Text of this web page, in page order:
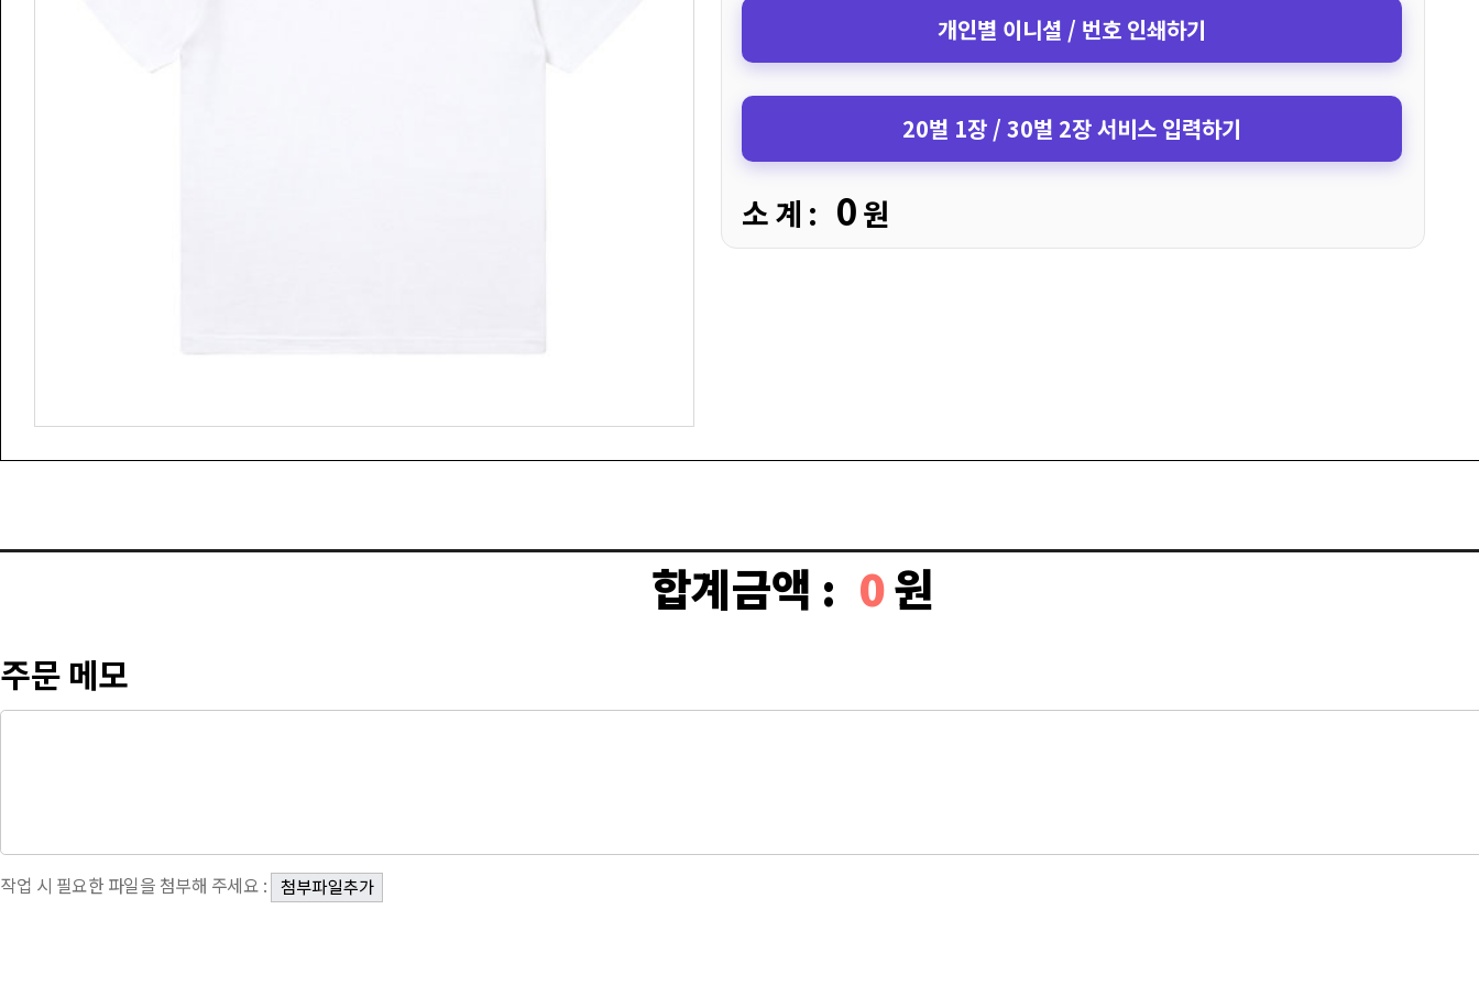
개인별 이니셜 / 번호 인쇄하기
20벌 1장 / 30벌 2장 서비스 입력하기
소 계 : 0원
합계금액 : 0원
주문 메모
작업 시 필요한 파일을 첨부해 주세요 :